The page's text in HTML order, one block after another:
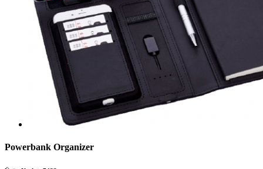
Powerbank Organizer